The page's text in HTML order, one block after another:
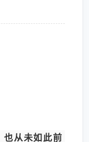
也从未如此前